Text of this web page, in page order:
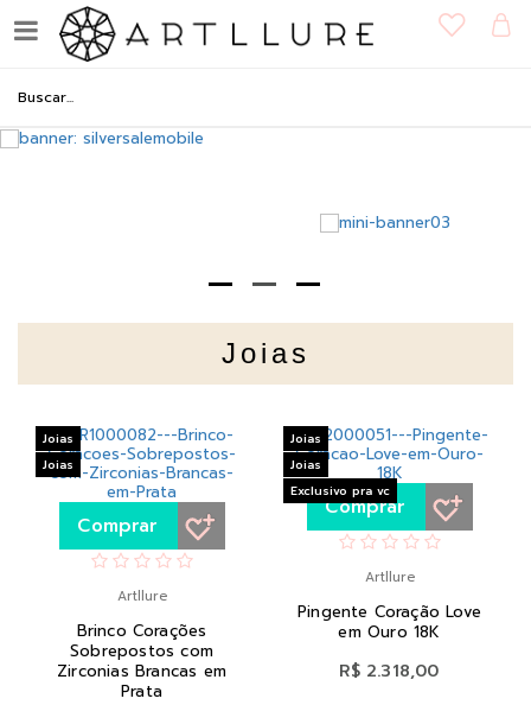
Joias
Comprar
Artllure
Brinco Corações
Sobrepostos com
Zirconias Brancas em
Prata
Joias
Joias
Comprar
Artllure
Pingente Coração Love
em Ouro 18K
R$ 2.318,00
Joias
Joias
Exclusivo pra vc